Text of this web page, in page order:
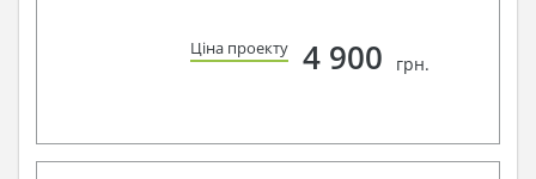
Ціна проекту 4 900 грн.